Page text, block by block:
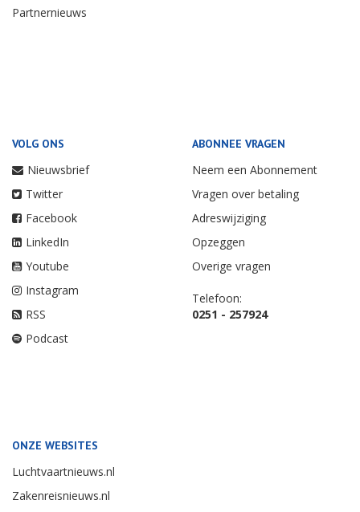
Partnernieuws
VOLG ONS
Nieuwsbrief
Twitter
Facebook
LinkedIn
Youtube
Instagram
RSS
Podcast
ABONNEE VRAGEN
Neem een Abonnement
Vragen over betaling
Adreswijziging
Opzeggen
Overige vragen
Telefoon:
0251 - 257924
ONZE WEBSITES
Luchtvaartnieuws.nl
Zakenreisnieuws.nl